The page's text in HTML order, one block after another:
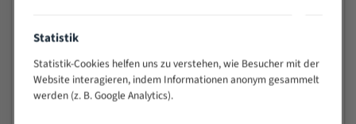
Anwendungen
Widerstandsfähig gegen Zahnbruch auch bei
schwierigen Werkstücken (Materialmischung,
wechselnde Verbindungslängen)
Statistik
Statistik-Cookies helfen uns zu verstehen, wie Besucher mit der
Website interagieren, indem Informationen anonym gesammelt
werden (z. B. Google Analytics).